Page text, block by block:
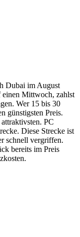
Dubai im August
Mittwoch, zahlst
Wer 15 bis 30
günstigsten Preis.
PC
Diese Strecke ist
schnell vergriffen.
bereits im Preis